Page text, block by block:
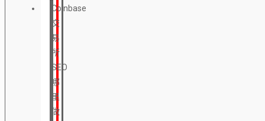
Coinbase
交
易
所
SEO
哪
里
做